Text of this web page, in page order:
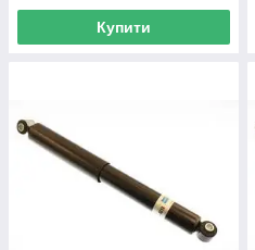
Купити